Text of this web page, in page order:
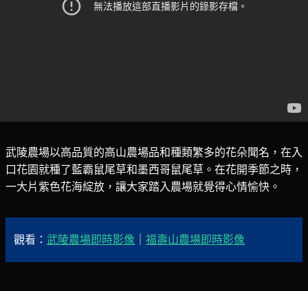
武陵農場以高品質的高山農場品和種類繁多的花朵聞名，在入
口花園就種了藍霸鼠尾草和墨西哥鼠尾草。在花開季節之時，
一大片紫色花海綻放，讓大家踏入農場就覺得心情愉快。
觀看： 武陵農場即時影像 福壽山農場即時影像